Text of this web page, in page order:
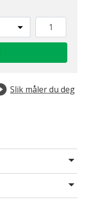
Slik måler du deg